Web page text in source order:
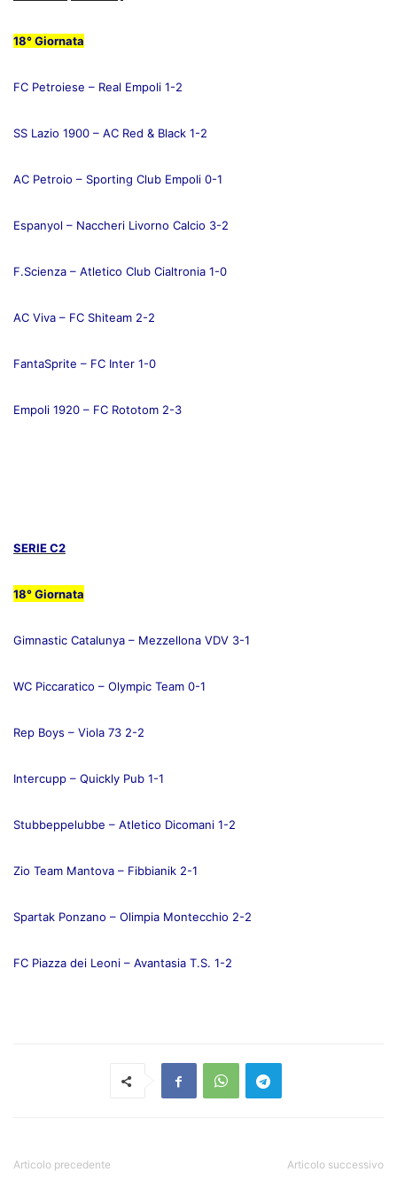
18° Giornata
FC Petroiese – Real Empoli 1-2
SS Lazio 1900 – AC Red & Black 1-2
AC Petroio – Sporting Club Empoli 0-1
Espanyol – Naccheri Livorno Calcio 3-2
F.Scienza – Atletico Club Cialtronia 1-0
AC Viva – FC Shiteam 2-2
FantaSprite – FC Inter 1-0
Empoli 1920 – FC Rototom 2-3
SERIE C2
18° Giornata
Gimnastic Catalunya – Mezzellona VDV 3-1
WC Piccaratico – Olympic Team 0-1
Rep Boys – Viola 73 2-2
Intercupp – Quickly Pub 1-1
Stubbeppelubbe – Atletico Dicomani 1-2
Zio Team Mantova – Fibbianik 2-1
Spartak Ponzano – Olimpia Montecchio 2-2
FC Piazza dei Leoni – Avantasia T.S. 1-2
Articolo precedente Articolo successivo